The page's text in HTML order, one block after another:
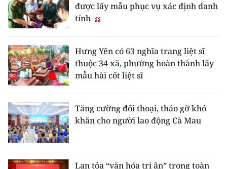
được lấy mẫu phục vụ xác định danh
tính
Hưng Yên có 63 nghĩa trang liệt sĩ
thuộc 34 xã, phường hoàn thành lấy
mẫu hài cốt liệt sĩ
Tăng cường đối thoại, tháo gỡ khó
khăn cho người lao động Cà Mau
Lan tỏa “văn hóa tri ân” trong toàn